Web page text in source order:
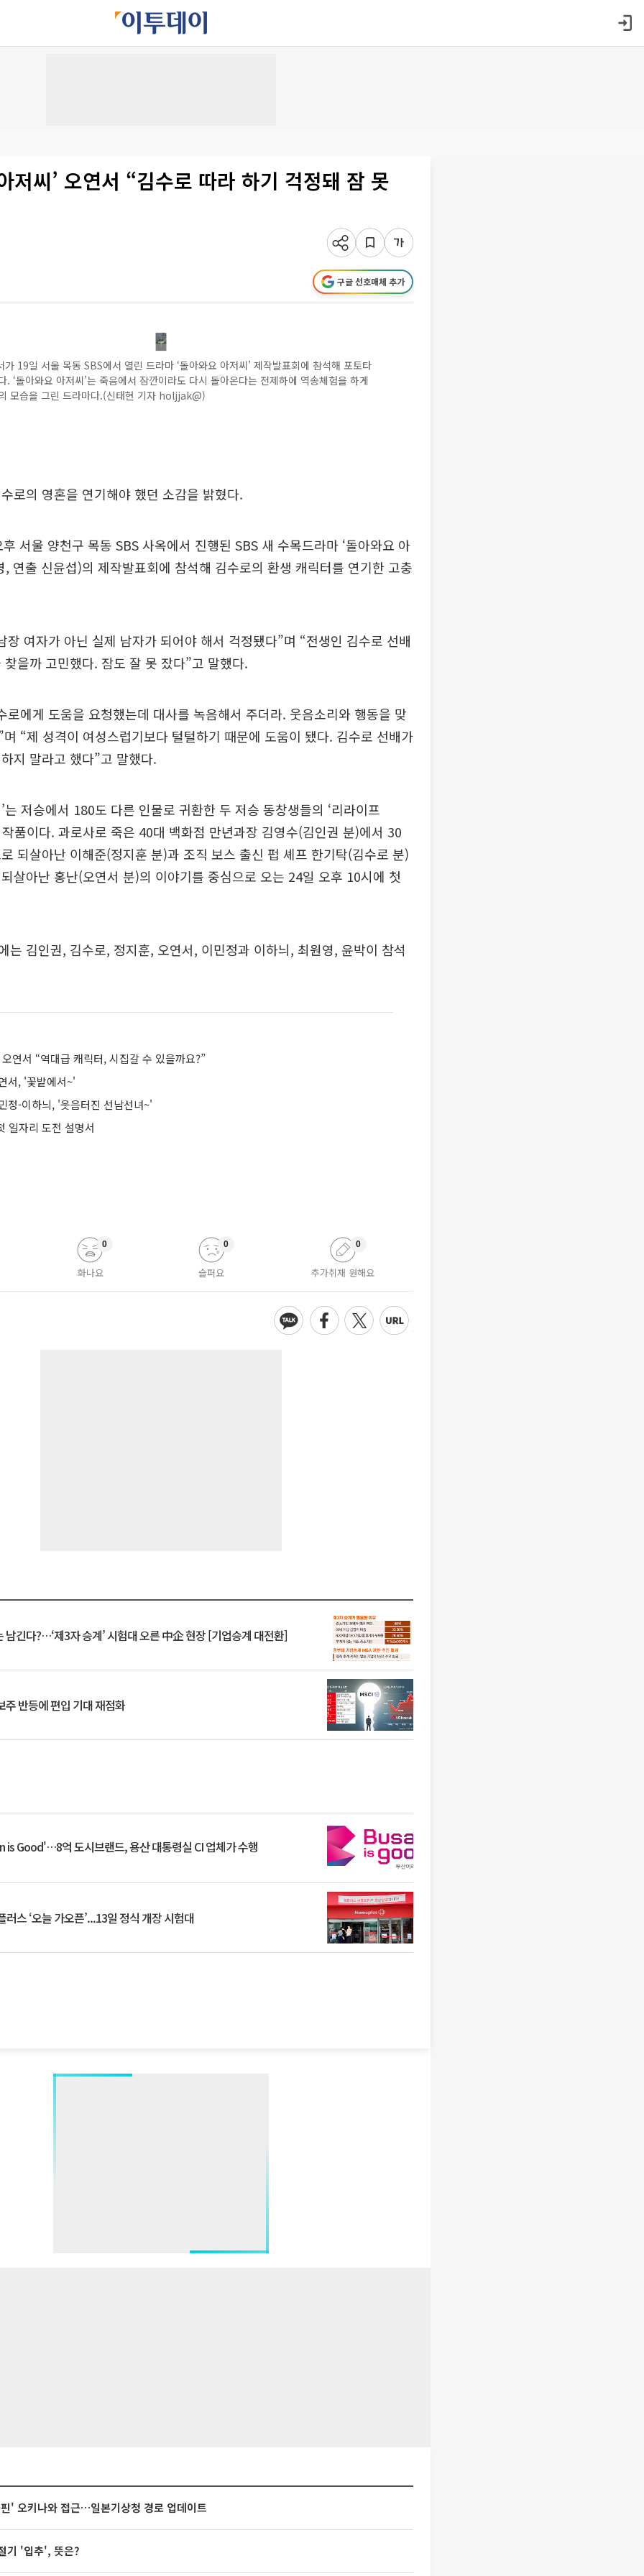
저씨’ 오연서 “김수로 따라 하기 걱정돼 잠 못
구글 선호매체 추가
19일 서울 목동 SBS에서 열린 드라마 ‘돌아와요 아저씨’ 제작발표회에 참석해 포토타
. ‘돌아와요 아저씨’는 죽음에서 잠깐이라도 다시 돌아온다는 전제하에 역송체험을 하게
모습을 그린 드라마다.(신태현 기자 holjjak@)
로의 영혼을 연기해야 했던 소감을 밝혔다.
서울 양천구 목동 SBS 사옥에서 진행된 SBS 새 수목드라마 ‘돌아와요 아
, 연출 신윤섭)의 제작발표회에 참석해 김수로의 환생 캐릭터를 연기한 고충
장 여자가 아닌 실제 남자가 되어야 해서 걱정됐다”며 “전생인 김수로 선배
을까 고민했다. 잠도 잘 못 잤다”고 말했다.
로에게 도움을 요청했는데 대사를 녹음해서 주더라. 웃음소리와 행동을 맞
“제 성격이 여성스럽기보다 털털하기 때문에 도움이 됐다. 김수로 선배가
지 말라고 했다”고 말했다.
는 저승에서 180도 다른 인물로 귀환한 두 저승 동창생들의 ‘리라이프
품이다. 과로사로 죽은 40대 백화점 만년과장 김영수(김인권 분)에서 30
되살아난 이해준(정지훈 분)과 조직 보스 출신 펍 셰프 한기탁(김수로 분)
살아난 홍난(오연서 분)의 이야기를 중심으로 오는 24일 오후 10시에 첫
는 김인권, 김수로, 정지훈, 오연서, 이민정과 이하늬, 최원영, 윤박이 참석
오연서 “역대급 캐릭터, 시집갈 수 있을까요?”
서, '꽃밭에서~'
정-이하늬, '웃음터진 선남선녀~'
일자리 도전 설명서
화나요
0
슬퍼요
0
추가취재 원해요
0
남긴다?…‘제3자 승계’ 시험대 오른 中企 현장 [기업승계 대전환]
반등에 편입 기대 재점화
is Good'…8억 도시브랜드, 용산 대통령실 CI 업체가 수행
스 ‘오늘 가오픈’...13일 정식 개장 시험대
' 오키나와 접근…일본기상청 경로 업데이트
기 '입추', 뜻은?